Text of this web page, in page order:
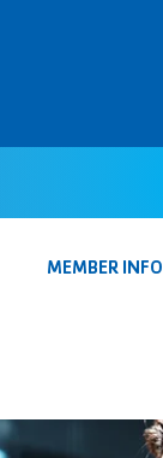
MEMBER INFO